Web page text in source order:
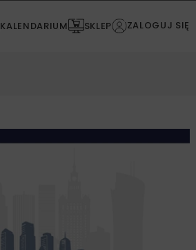
KALENDARIUM SKLEP ZALOGUJ SIĘ